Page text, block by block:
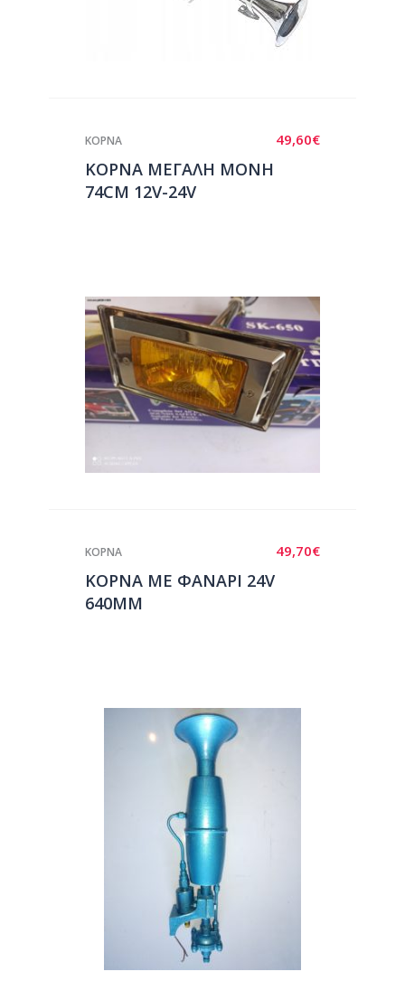
49,60€
ΚΟΡΝΑ
ΚΟΡΝΑ ΜΕΓΑΛΗ ΜΟΝΗ
74CM 12V-24V
49,70€
ΚΟΡΝΑ
ΚΟΡΝΑ ΜΕ ΦΑΝΑΡΙ 24V
640ΜΜ